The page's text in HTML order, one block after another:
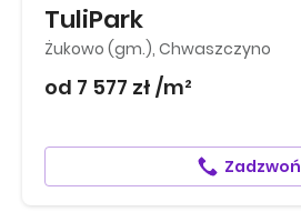
TuliPark
Żukowo (gm.), Chwaszczyno
od 7 577 zł /m²
Zadzwoń